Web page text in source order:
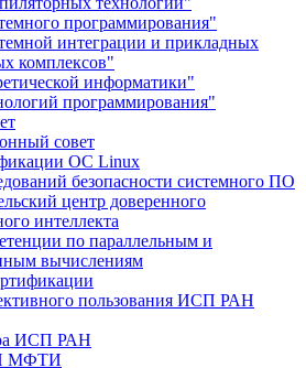
программирования"
интеграции и прикладных
комплексов"
информатики"
программирования"
совет
ОС Linux
безопасности системного ПО
центр доверенного
интеллекта
по параллельным и
вычислениям
пользования ИСП РАН
ИСП РАН
МФТИ